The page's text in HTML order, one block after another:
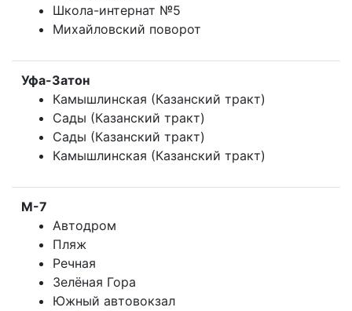
Школа-интернат №5
Михайловский поворот
Уфа-Затон
Камышлинская (Казанский тракт)
Сады (Казанский тракт)
Сады (Казанский тракт)
Камышлинская (Казанский тракт)
М-7
Автодром
Пляж
Речная
Зелёная Гора
Южный автовокзал